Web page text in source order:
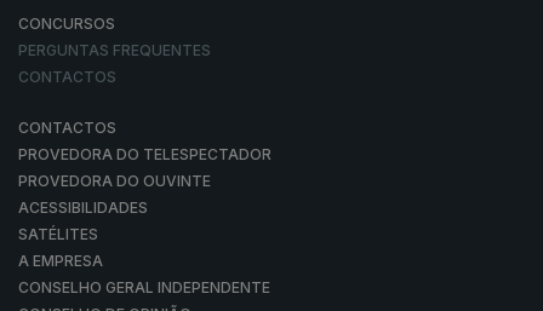
CONCURSOS
PERGUNTAS FREQUENTES
CONTACTOS
CONTACTOS
PROVEDORA DO TELESPECTADOR
PROVEDORA DO OUVINTE
ACESSIBILIDADES
SATÉLITES
A EMPRESA
CONSELHO GERAL INDEPENDENTE